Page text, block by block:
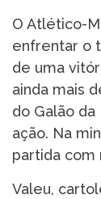
O Atlético-
enfrentar o
de uma
ainda mais
do Galão
ação. Na
partida com
Valeu,